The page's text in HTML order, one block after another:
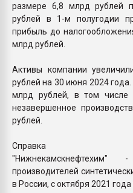
размере 6,8 млрд рублей
рублей в 1-м полугодии
прибыль до
млрд рублей.
Активы компании
рублей на 30 июня 2024
млрд рублей, в том числе
незавершенное
рублей.
Справка
производителей
в России, с октября 2021